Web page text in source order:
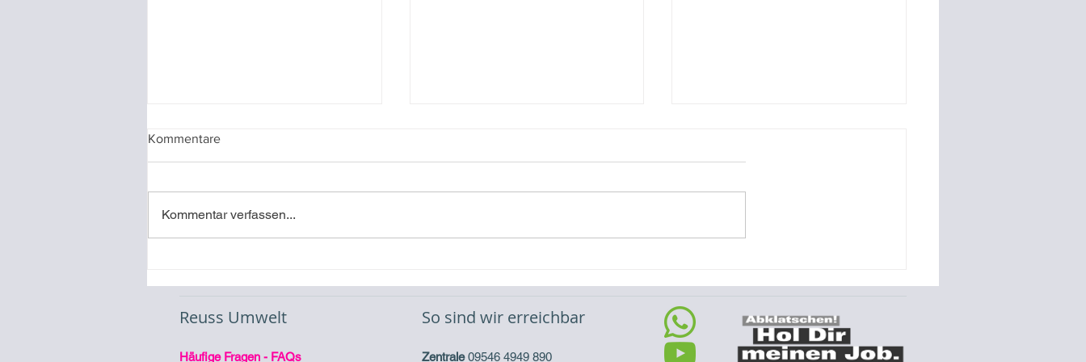
Kommentare
Kommentar verfassen...
Reuss Umwelt
Häufige Fragen - FAQs
So sind wir erreichbar
Zentrale09546 4949 890